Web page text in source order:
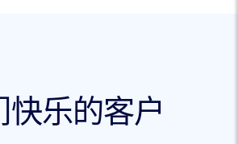
快乐的客户